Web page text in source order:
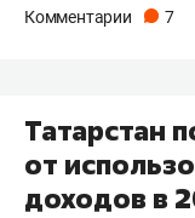
Комментарии 7
Татарстан
от
доходов в